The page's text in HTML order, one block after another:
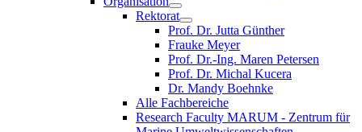
Rektorat
Prof. Dr. Jutta Günther
Frauke Meyer
Prof. Dr.-Ing. Maren Petersen
Prof. Dr. Michal Kucera
Dr. Mandy Boehnke
Alle Fachbereiche
Research Faculty MARUM - Zentrum für